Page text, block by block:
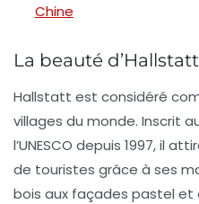
Chine
La beauté d’Hallstatt
Hallstatt est considéré
villages du monde. Inscrit
l’UNESCO depuis 1997, il
de touristes grâce à ses
bois aux façades pastel et